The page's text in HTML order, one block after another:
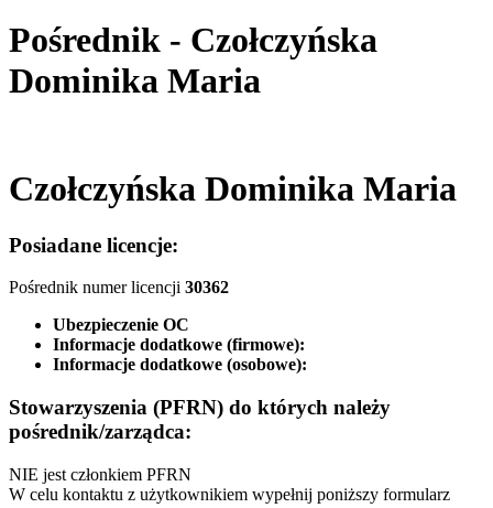
Pośrednik - Czołczyńska
Dominika Maria
Czołczyńska Dominika Maria
Posiadane licencje:
Pośrednik numer licencji 30362
Ubezpieczenie OC
Informacje dodatkowe (firmowe):
Informacje dodatkowe (osobowe):
Stowarzyszenia (PFRN) do których należy
pośrednik/zarządca:
NIE jest członkiem PFRN
W celu kontaktu z użytkownikiem wypełnij poniższy formularz